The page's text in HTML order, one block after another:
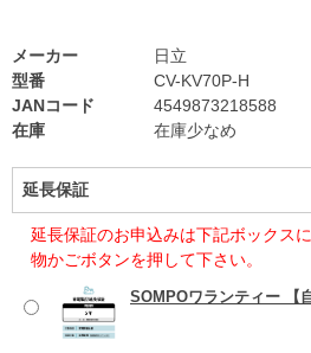
型番
CV-KV70P-H
JANコード
4549873218588
在庫
在庫少なめ
メーカー 日立
延長保証
延長保証のお申込みは下記ボックス
物かごボタンを押して下さい。
SOMPOワランティー 【